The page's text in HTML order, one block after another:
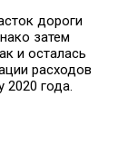
дороги
затем
и осталась
расходов
2020 года.